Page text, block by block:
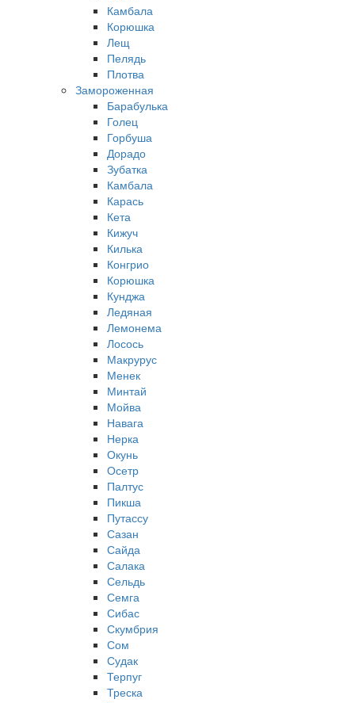
Камбала
Корюшка
Лещ
Пелядь
Плотва
Замороженная
Барабулька
Голец
Горбуша
Дорадо
Зубатка
Камбала
Карась
Кета
Кижуч
Килька
Конгрио
Корюшка
Кунджа
Ледяная
Лемонема
Лосось
Макрурус
Менек
Минтай
Мойва
Навага
Нерка
Окунь
Осетр
Палтус
Пикша
Путассу
Сазан
Сайда
Салака
Сельдь
Семга
Сибас
Скумбрия
Сом
Судак
Терпуг
Треска